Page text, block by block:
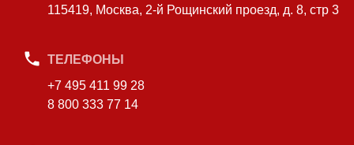
115419, Москва, 2-й Рощинский проезд, д. 8, стр 3
ТЕЛЕФОНЫ
+7 495 411 99 28
8 800 333 77 14